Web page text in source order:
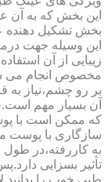
این بخش که به آن
بخش تشکیل دهنده
این وسیله جهت
زیبایی از آن
مخصوص انجام می
بر رو چشم،نیاز
آن بسیار مهم
که ممکن است با
سازگاری با پوست
به کاررفته،در
تأثیر بسزایی